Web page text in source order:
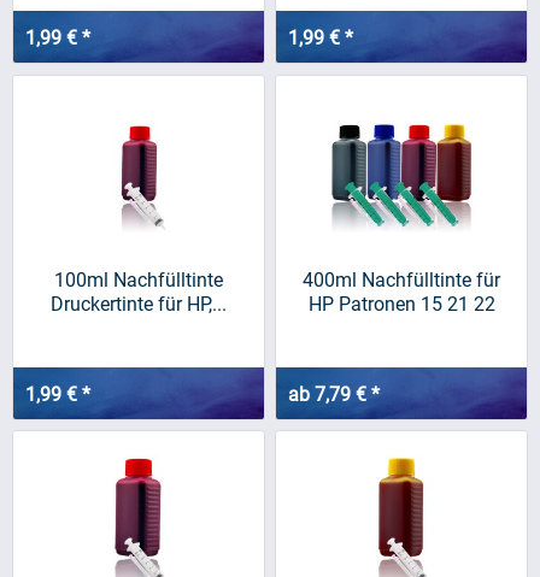
1,99 € * 1,99 € *
100ml Nachfülltinte
Druckertinte für HP,...
1,99 € *
400ml Nachfülltinte für
HP Patronen 15 21 22
ab 7,79 € *